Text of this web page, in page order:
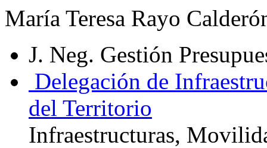
María Teresa Rayo
J. Neg. Gestión
Delegación de
del Territorio
Infraestructuras,